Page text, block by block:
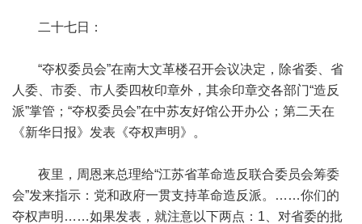
二十七日：
“夺权委员会”在南大文革楼召开会议决定，除省委、省
人委、市委、市人委四枚印章外，其余印章交各部门“造反
派”掌管；“夺权委员会”在中苏友好馆公开办公；第二天在
《新华日报》发表《夺权声明》。
夜里，周恩来总理给“江苏省革命造反联合委员会筹委
会”发来指示：党和政府一贯支持革命造反派。……你们的
夺权声明……如果发表，就注意以下两点：1、对省委的批